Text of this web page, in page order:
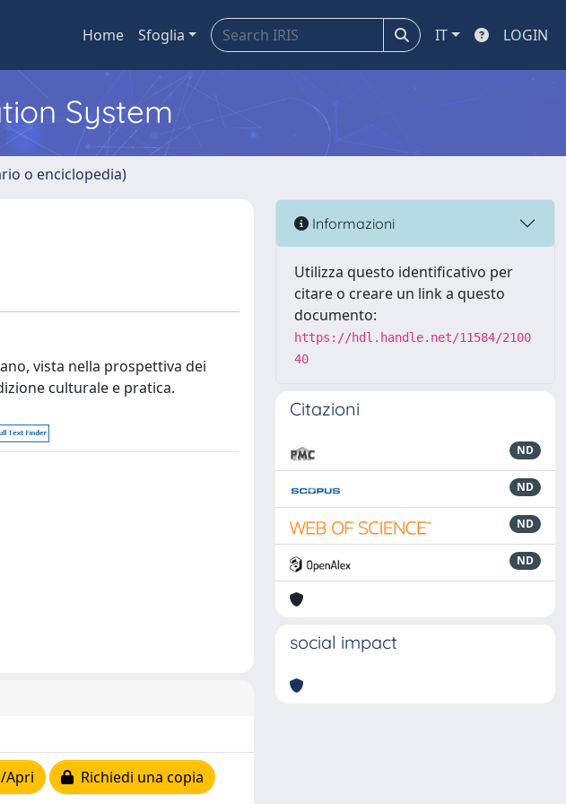
Home Sfoglia IT LOGIN
System
o enciclopedia)
vista nella prospettiva dei
culturale e pratica.
Apri Richiedi una copia
Informazioni
Utilizza questo identificativo per
citare o creare un link a questo
documento:
https://hdl.handle.net/11584/2100
40
Citazioni
ND
ND
ND
ND
social impact